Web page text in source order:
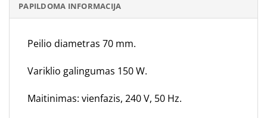
PAPILDOMA INFORMACIJA
Peilio diametras 70 mm.
Variklio galingumas 150 W.
Maitinimas: vienfazis, 240 V, 50 Hz.